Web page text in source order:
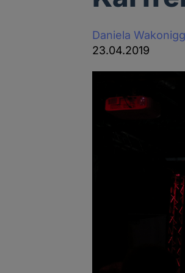
Daniela
23.04.2019